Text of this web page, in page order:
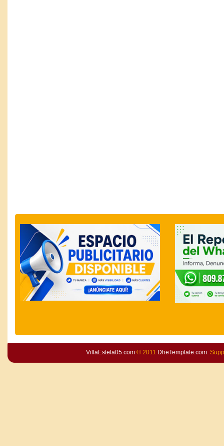
VillaEstela05.com© 2011 DheTemplate.com.